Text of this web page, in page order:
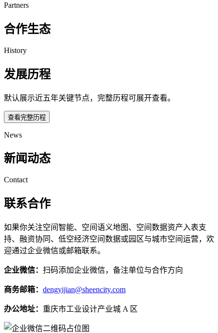
Partners
合作生态
History
发展历程
默认展示近五年关键节点，完整历程可展开查看。
查看完整历程
News
新闻动态
Contact
联系合作
如果你关注空间智能、空间语义地图、空间数据资产入表支
持、融资协同、低空经济空间数据或园区与城市空间运营，欢
迎通过企业微信或邮箱联系。
企业微信： 扫码添加企业微信，备注单位与合作方向
商务邮箱： dengyijian@sheencity.com
办公地址： 重庆市工业设计产业城 A 区